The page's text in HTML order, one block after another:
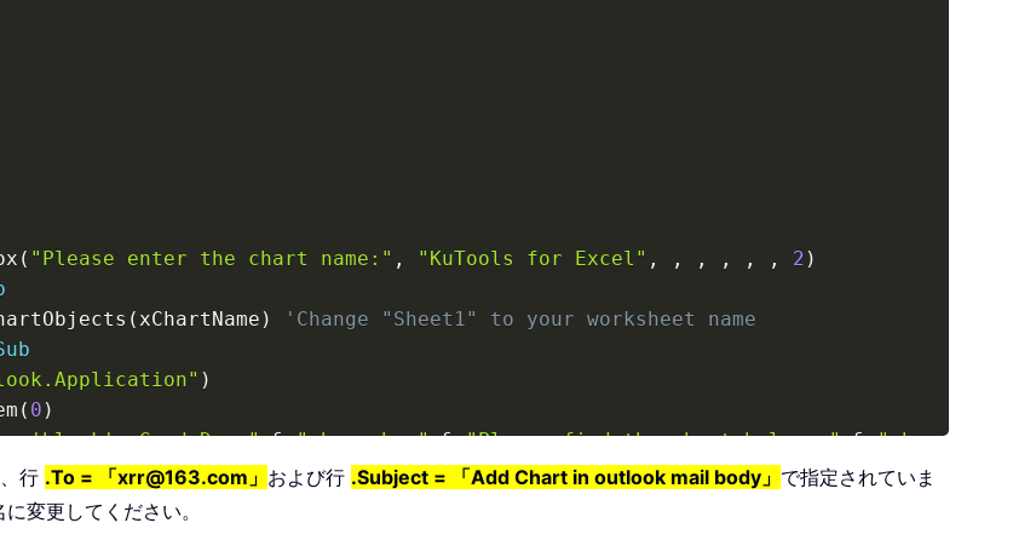
( "Please enter the chart name:" , "KuTools for Excel" , , , , , , 2 )
( xChartName )
'Change "Sheet1" to your worksheet name
)
( 0 )
Good Day," & "<br> <br>" & "Please find the chart below: " & "<br> <br>
Many Thanks," & "<br> <br> </font>"
. Path &
行 .To = 「xrr@163.com」 および行 .Subject = 「Add Chart in outlook mail body」 で指定されていま
変更してください。